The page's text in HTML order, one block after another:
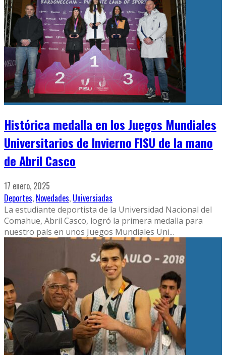
Histórica medalla en los Juegos Mundiales
Universitarios de Invierno FISU de la mano
de Abril Casco
17 enero, 2025
Deportes, Novedades, Universiadas
La estudiante deportista de la Universidad Nacional del
Comahue, Abril Casco, logró la primera medalla para
nuestro país en unos Juegos Mundiales Uni...